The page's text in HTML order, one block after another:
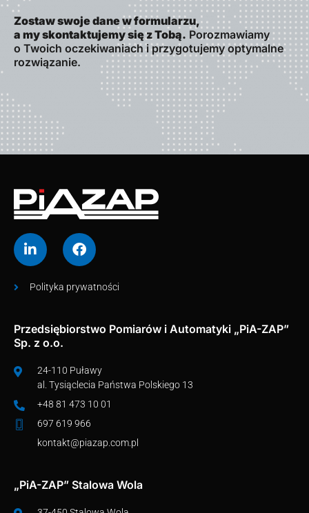
Zostaw swoje dane w formularzu,
a my skontaktujemy się z Tobą. Porozmawiamy
o Twoich oczekiwaniach i przygotujemy optymalne
rozwiązanie.
Polityka prywatności
Przedsiębiorstwo Pomiarów i Automatyki „PiA-ZAP”
Sp. z o.o.
24-110 Puławy
al. Tysiąclecia Państwa Polskiego 13
+48 81 473 10 01
697 619 966
kontakt@piazap.com.pl
„PiA-ZAP” Stalowa Wola